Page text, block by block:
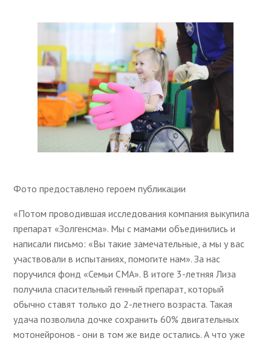
Фото предоставлено героем публикации
«Потом проводившая исследования компания выкупила
препарат «Золгенсма». Мы с мамами объединились и
написали письмо: «Вы такие замечательные, а мы у вас
участвовали в испытаниях, помогите нам». За нас
поручился фонд «Семьи СМА». В итоге 3-летняя Лиза
получила спасительный генный препарат, который
обычно ставят только до 2-летнего возраста. Такая
удача позволила дочке сохранить 60% двигательных
мотонейронов - они в том же виде остались. А что уже